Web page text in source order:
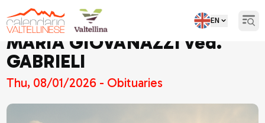
EN
MARIA GIOVANAZZI ved.
GABRIELI
Thu, 08/01/2026 - Obituaries